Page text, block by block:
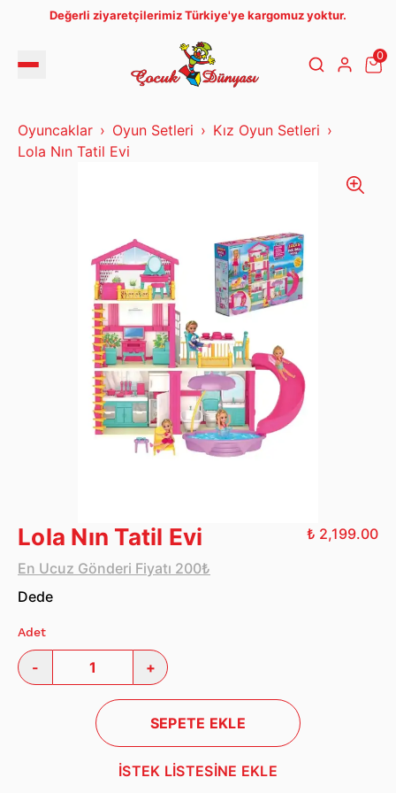
Değerli ziyaretçilerimiz Türkiye'ye kargomuz yoktur.
0
Oyuncaklar Oyun Setleri
Kız Oyun Setleri
Lola Nın Tatil Evi
Lola Nın Tatil Evi
En Ucuz Gönderi Fiyatı 200₺
₺ 2,199.00
Dede
Adet
- +
SEPETE EKLE
İSTEK LİSTESİNE EKLE